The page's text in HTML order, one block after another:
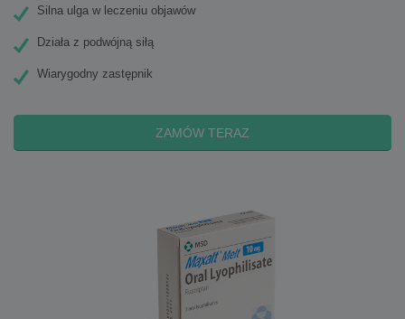
Silna ulga w leczeniu objawów
Działa z podwójną siłą
Wiarygodny zastępnik
ZAMÓW TERAZ